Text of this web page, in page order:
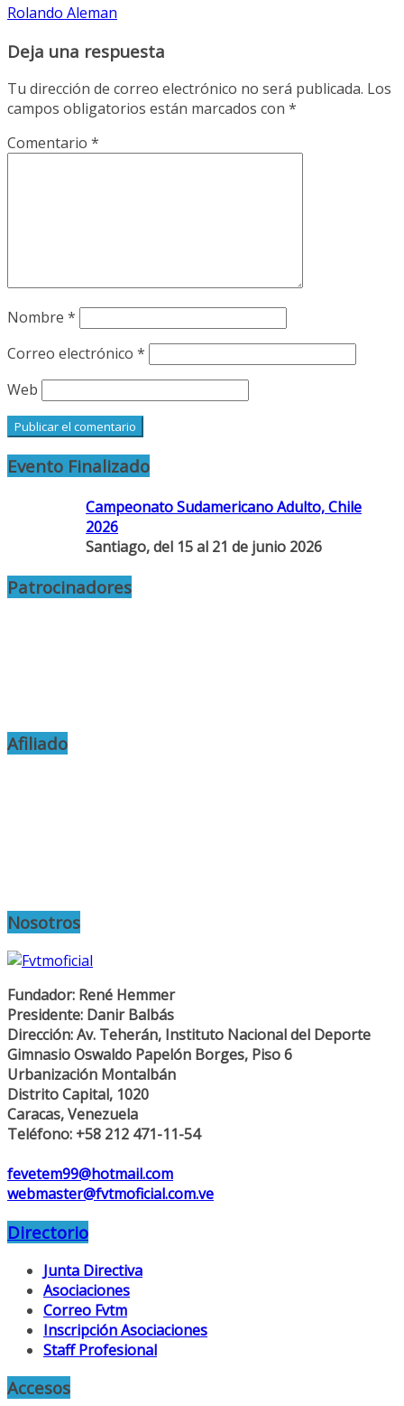
Rolando Aleman
Deja una respuesta
Tu dirección de correo electrónico no será publicada. Los
campos obligatorios están marcados con *
Comentario *
Nombre *
Correo electrónico *
Web
Evento Finalizado
Campeonato Sudamericano Adulto, Chile
2026
Santiago, del 15 al 21 de junio 2026
Patrocinadores
Afiliado
Nosotros
Fundador: René Hemmer
Presidente: Danir Balbás
Dirección: Av. Teherán, Instituto Nacional del Deporte
Gimnasio Oswaldo Papelón Borges, Piso 6
Urbanización Montalbán
Distrito Capital, 1020
Caracas, Venezuela
Teléfono: +58 212 471-11-54
fevetem99@hotmail.com
webmaster@fvtmoficial.com.ve
Directorio
Junta Directiva
Asociaciones
Correo Fvtm
Inscripción Asociaciones
Staff Profesional
Accesos